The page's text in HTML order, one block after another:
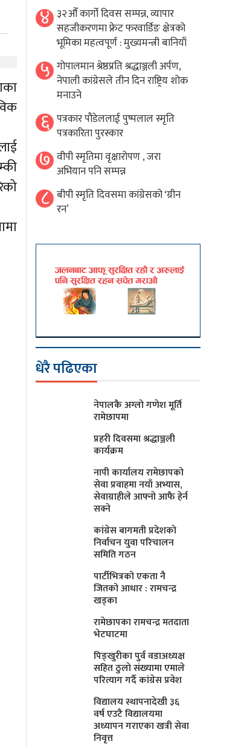
४ ३२औँ कार्गो दिवस सम्पन्न, व्यापार
सहजीकरणमा फ्रेट फरवार्डिङ क्षेत्रको
भूमिका महत्वपूर्ण : मुख्यमन्त्री बानियाँ
५ गोपालमान श्रेष्ठप्रति श्रद्धाञ्जली अर्पण,
नेपाली कांग्रेसले तीन दिन राष्ट्रिय शोक
मनाउने
६ पत्रकार पौडेललाई पुष्पलाल स्मृति
पत्रकारिता पुरस्कार
७ वीपी स्मृतिमा वृक्षारोपण , जरा
अभियान पनि सम्पन्न
८ बीपी स्मृति दिवसमा कांग्रेसको ‘ग्रीन
रन’
धेरै पढिएका
नेपालकै अग्लो गणेश मूर्ति
रामेछापमा
प्रहरी दिवसमा श्रद्धाञ्जली
कार्यक्रम
नापी कार्यालय रामेछापको
सेवा प्रवाहमा नयाँ अभ्यास,
सेवाग्राहीले आफ्नाे आफै हेर्न
सक्ने
कांग्रेस बागमती प्रदेशकाे
निर्वाचन युवा परिचालन
समिति गठन
पार्टीभित्रको एकता नै
जितको आधार : रामचन्द्र
खड्का
रामेछापका रामचन्द्र मतदाता
भेटघाटमा
पिङ्खुरीका पुर्व वडाअध्यक्ष
सहित ठुलाे संख्यामा एमाले
परित्याग गर्दै कांग्रेस प्रवेश
विद्यालय स्थापनादेखी ३६
वर्ष एउटै विद्यालयमा
अध्यापन गराएका खत्री सेवा
निवृत्त